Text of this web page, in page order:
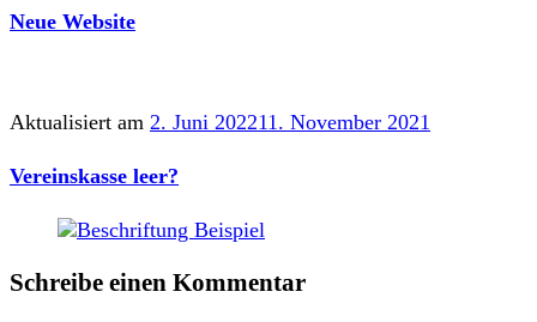
Neue Website
Aktualisiert am 2. Juni 202211. November 2021
Vereinskasse leer?
Schreibe einen Kommentar